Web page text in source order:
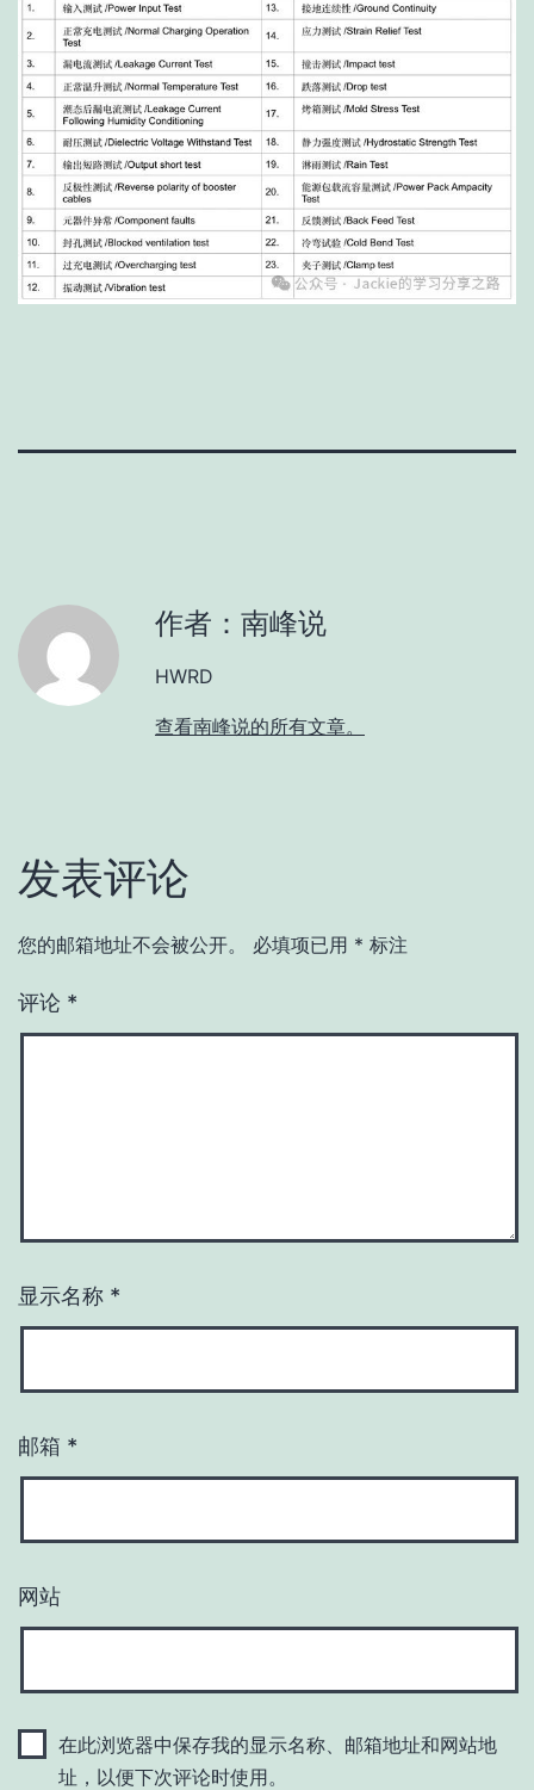
作者：南峰说
HWRD
查看南峰说的所有文章。
发表评论
您的邮箱地址不会被公开。 必填项已用 * 标注
评论 *
显示名称 *
邮箱 *
网站
在此浏览器中保存我的显示名称、邮箱地址和网站地
址，以便下次评论时使用。